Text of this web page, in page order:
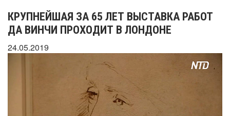
КРУПНЕЙШАЯ ЗА 65 ЛЕТ ВЫСТАВКА РАБОТ
ДА ВИНЧИ ПРОХОДИТ В ЛОНДОНЕ
24.05.2019